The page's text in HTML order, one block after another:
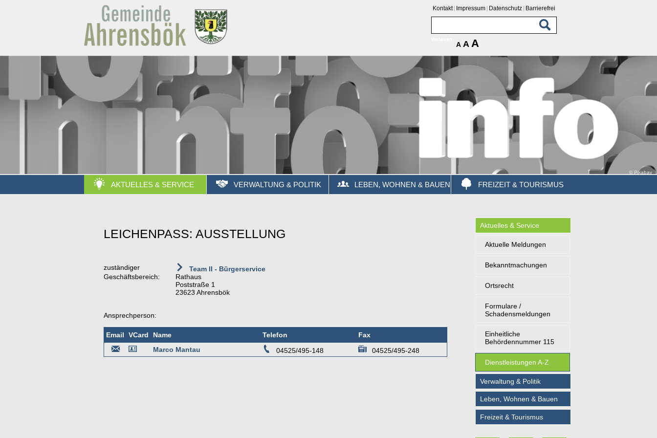
Kontakt Impressum Datenschutz Barrierefrei
A A A
© Pixabay
AKTUELLES & SERVICE VERWALTUNG & POLITIK LEBEN, WOHNEN & BAUEN FREIZEIT & TOURISMUS
LEICHENPASS: AUSSTELLUNG
zuständiger
Geschäftsbereich:
Team II - Bürgerservice
Rathaus
Poststraße 1
23623 Ahrensbök
Ansprechperson:
Email VCard Name Telefon
Fax
Marco Mantau
04525/495-148 04525/495-248
Aktuelles & Service
Aktuelle Meldungen
Bekanntmachungen
Ortsrecht
Formulare /
Schadensmeldungen
Einheitliche
Behördennummer 115
Dienstleistungen A-Z
Verwaltung & Politik
Leben, Wohnen & Bauen
Freizeit & Tourismus